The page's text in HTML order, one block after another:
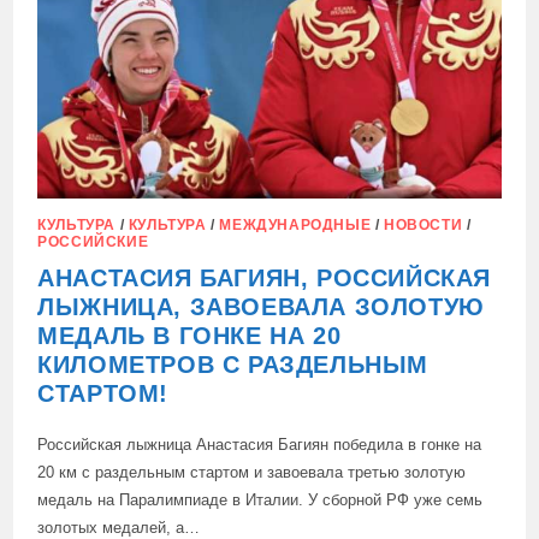
КУЛЬТУРА / КУЛЬТУРА / МЕЖДУНАРОДНЫЕ / НОВОСТИ /
РОССИЙСКИЕ
АНАСТАСИЯ БАГИЯН, РОССИЙСКАЯ
ЛЫЖНИЦА, ЗАВОЕВАЛА ЗОЛОТУЮ
МЕДАЛЬ В ГОНКЕ НА 20
КИЛОМЕТРОВ С РАЗДЕЛЬНЫМ
СТАРТОМ!
Российская лыжница Анастасия Багиян победила в гонке на
20 км с раздельным стартом и завоевала третью золотую
медаль на Паралимпиаде в Италии. У сборной РФ уже семь
золотых медалей, а…